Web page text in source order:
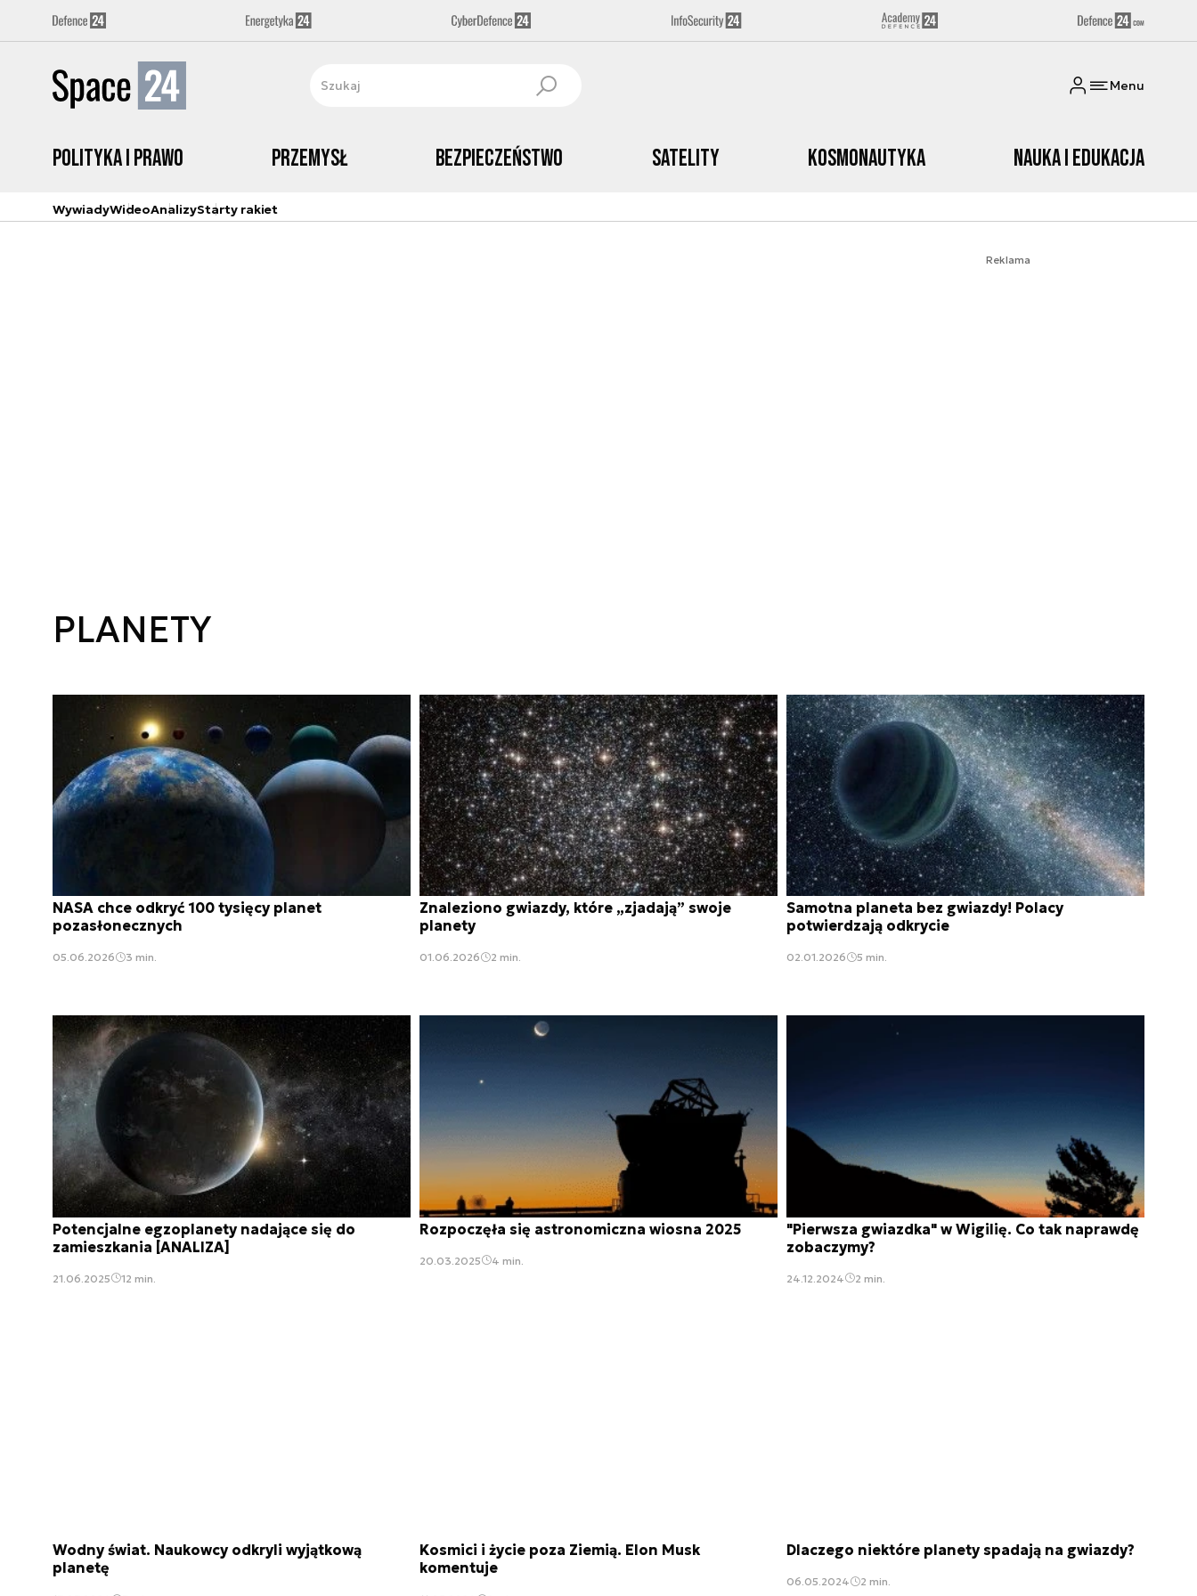
Menu
Polityka i prawo Przemysł Bezpieczeństwo Satelity Kosmonautyka Nauka i edukacja
WywiadyWideoAnalizyStarty rakiet
Reklama
PLANETY
NASA chce odkryć 100 tysięcy planet
pozasłonecznych
05.06.2026 3 min.
Znaleziono gwiazdy, które „zjadają” swoje
planety
01.06.2026 2 min.
Samotna planeta bez gwiazdy! Polacy
potwierdzają odkrycie
02.01.2026 5 min.
Potencjalne egzoplanety nadające się do
zamieszkania [ANALIZA]
21.06.2025 12 min.
Rozpoczęła się astronomiczna wiosna 2025
20.03.2025 4 min.
"Pierwsza gwiazdka" w Wigilię. Co tak naprawdę
zobaczymy?
24.12.2024 2 min.
Wodny świat. Naukowcy odkryli wyjątkową
planetę
Kosmici i życie poza Ziemią. Elon Musk
komentuje
Dlaczego niektóre planety spadają na gwiazdy?
06.05.2024 2 min.